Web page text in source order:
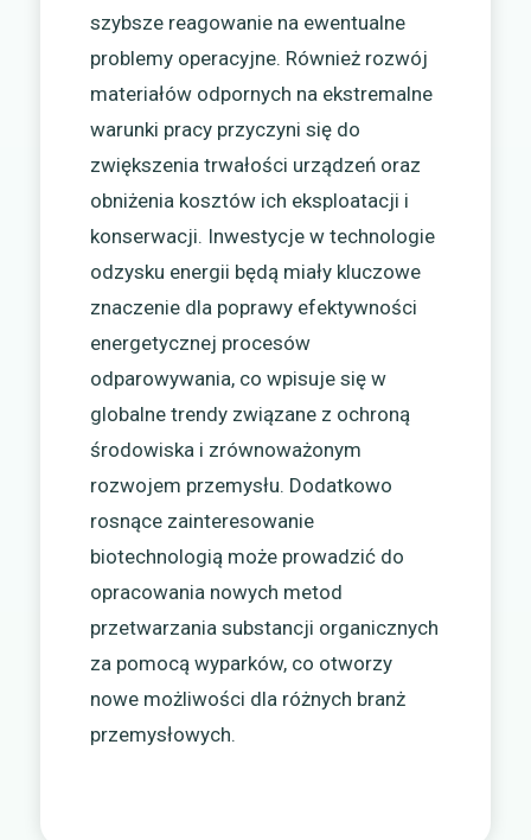
szybsze reagowanie na ewentualne
problemy operacyjne. Również rozwój
materiałów odpornych na ekstremalne
warunki pracy przyczyni się do
zwiększenia trwałości urządzeń oraz
obniżenia kosztów ich eksploatacji i
konserwacji. Inwestycje w technologie
odzysku energii będą miały kluczowe
znaczenie dla poprawy efektywności
energetycznej procesów
odparowywania, co wpisuje się w
globalne trendy związane z ochroną
środowiska i zrównoważonym
rozwojem przemysłu. Dodatkowo
rosnące zainteresowanie
biotechnologią może prowadzić do
opracowania nowych metod
przetwarzania substancji organicznych
za pomocą wyparków, co otworzy
nowe możliwości dla różnych branż
przemysłowych.